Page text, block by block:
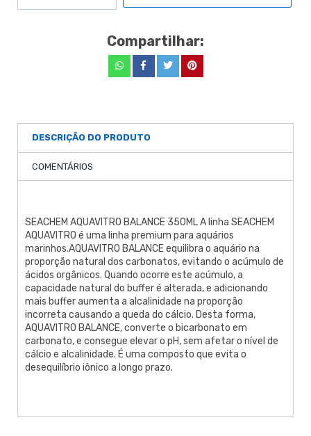
Compartilhar:
DESCRIÇÃO DO PRODUTO
COMENTÁRIOS
SEACHEM AQUAVITRO BALANCE 350ML A linha SEACHEM
AQUAVITRO é uma linha premium para aquários
marinhos.AQUAVITRO BALANCE equilibra o aquário na
proporção natural dos carbonatos, evitando o acúmulo de
ácidos orgânicos. Quando ocorre este acúmulo, a
capacidade natural do buffer é alterada, e adicionando
mais buffer aumenta a alcalinidade na proporção
incorreta causando a queda do cálcio. Desta forma,
AQUAVITRO BALANCE, converte o bicarbonato em
carbonato, e consegue elevar o pH, sem afetar o nível de
cálcio e alcalinidade. É uma composto que evita o
desequilíbrio iônico a longo prazo.